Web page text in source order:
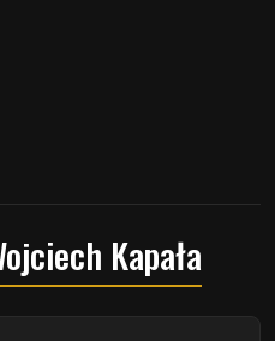
Kapała